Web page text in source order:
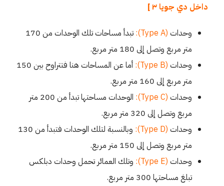
داخل دي جويا ٣ ]
وحدات (Type A):
تبدأ مساحات تلك الوحدات من 170
متر مربع وتصل إلى 180 متر مربع.
وحدات (Type B):
أما عن المساحات هنا فتتراوح بين 150
متر مربع إلى 160 متر مربع.
وحدات (Type C):
الوحدات مساحتها تبدأ من 200 متر
مربع وتصل إلى 320 متر مربع.
وحدات (Type D):
وبالنسبة لتلك الوحدات فتبدأ من 130
متر مربع وتصل إلى 150 متر مربع.
وحدات (Type E):
وتلك العمائر تحمل وحدات دبلكس
تبلغ مساحتها 300 متر مربع.